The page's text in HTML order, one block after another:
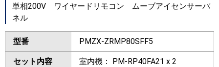
単相200V ワイヤードリモコン ムーブアイセンサーパ
ネル
型番 PMZX-ZRMP80SFF5
セット内容
室内機： PM-RP40FA21 x 2